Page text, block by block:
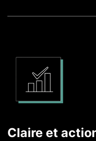
Claire et